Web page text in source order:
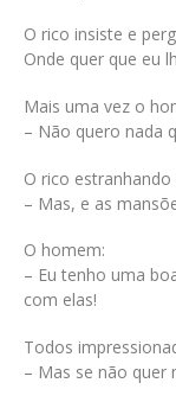
O rico insiste e
Onde quer que eu
Mais uma vez o
– Não quero nada
O rico
– Mas, e as
O homem:
– Eu tenho uma
com elas!
Todos
– Mas se não quer